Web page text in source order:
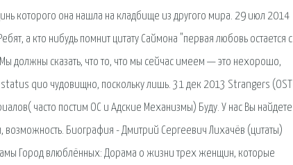
которого она нашла на кладбище из другого мира. 29 июл 2014
а кто нибудь помнит цитату Саймона "первая любовь остается с
должны сказать, что то, что мы сейчас имеем — это нехорошо,
quo чудовищно, поскольку лишь. 31 дек 2013 Strangers (OST
часто постим ОС и Адские Механизмы) Буду. У нас Вы найдете
Биография - Дмитрий Сергеевич Лихачёв (цитаты)
Город влюблённых: Дорама о жизни трех женщин, которые